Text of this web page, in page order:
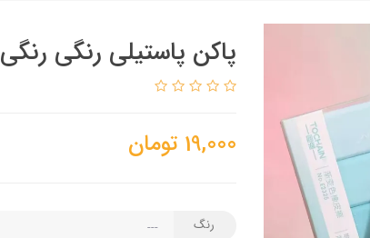
پاکن پاستیلی رنگی رنگی
19,000 تومان
رنگ